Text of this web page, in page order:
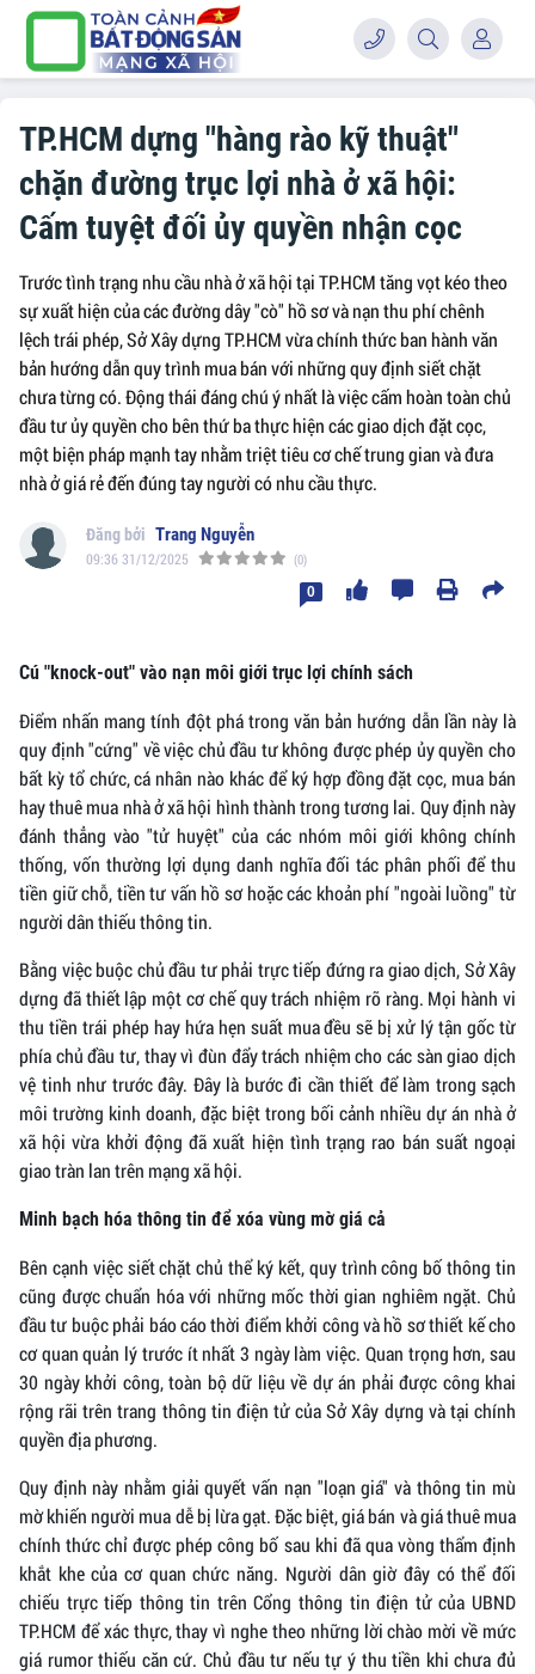
TP.HCM dựng "hàng rào kỹ thuật"
chặn đường trục lợi nhà ở xã hội:
Cấm tuyệt đối ủy quyền nhận cọc
Trước tình trạng nhu cầu nhà ở xã hội tại TP.HCM tăng vọt kéo theo
sự xuất hiện của các đường dây "cò" hồ sơ và nạn thu phí chênh
lệch trái phép, Sở Xây dựng TP.HCM vừa chính thức ban hành văn
bản hướng dẫn quy trình mua bán với những quy định siết chặt
chưa từng có. Động thái đáng chú ý nhất là việc cấm hoàn toàn chủ
đầu tư ủy quyền cho bên thứ ba thực hiện các giao dịch đặt cọc,
một biện pháp mạnh tay nhằm triệt tiêu cơ chế trung gian và đưa
nhà ở giá rẻ đến đúng tay người có nhu cầu thực.
Trang Nguyễn
09:36 31/12/2025 (0)
0
Cú "knock-out" vào nạn môi giới trục lợi chính sách
Điểm nhấn mang tính đột phá trong văn bản hướng dẫn lần này là
quy định "cứng" về việc chủ đầu tư không được phép ủy quyền cho
bất kỳ tổ chức, cá nhân nào khác để ký hợp đồng đặt cọc, mua bán
hay thuê mua nhà ở xã hội hình thành trong tương lai. Quy định này
đánh thẳng vào "tử huyệt" của các nhóm môi giới không chính
thống, vốn thường lợi dụng danh nghĩa đối tác phân phối để thu
tiền giữ chỗ, tiền tư vấn hồ sơ hoặc các khoản phí "ngoài luồng" từ
người dân thiếu thông tin.
Bằng việc buộc chủ đầu tư phải trực tiếp đứng ra giao dịch, Sở Xây
dựng đã thiết lập một cơ chế quy trách nhiệm rõ ràng. Mọi hành vi
thu tiền trái phép hay hứa hẹn suất mua đều sẽ bị xử lý tận gốc từ
phía chủ đầu tư, thay vì đùn đẩy trách nhiệm cho các sàn giao dịch
vệ tinh như trước đây. Đây là bước đi cần thiết để làm trong sạch
môi trường kinh doanh, đặc biệt trong bối cảnh nhiều dự án nhà ở
xã hội vừa khởi động đã xuất hiện tình trạng rao bán suất ngoại
giao tràn lan trên mạng xã hội.
Minh bạch hóa thông tin để xóa vùng mờ giá cả
Bên cạnh việc siết chặt chủ thể ký kết, quy trình công bố thông tin
cũng được chuẩn hóa với những mốc thời gian nghiêm ngặt. Chủ
đầu tư buộc phải báo cáo thời điểm khởi công và hồ sơ thiết kế cho
cơ quan quản lý trước ít nhất 3 ngày làm việc. Quan trọng hơn, sau
30 ngày khởi công, toàn bộ dữ liệu về dự án phải được công khai
rộng rãi trên trang thông tin điện tử của Sở Xây dựng và tại chính
quyền địa phương.
Quy định này nhằm giải quyết vấn nạn "loạn giá" và thông tin mù
mờ khiến người mua dễ bị lừa gạt. Đặc biệt, giá bán và giá thuê mua
chính thức chỉ được phép công bố sau khi đã qua vòng thẩm định
khắt khe của cơ quan chức năng. Người dân giờ đây có thể đối
chiếu trực tiếp thông tin trên Cổng thông tin điện tử của UBND
TP.HCM để xác thực, thay vì nghe theo những lời chào mời về mức
giá rumor thiếu căn cứ. Chủ đầu tư nếu tự ý thu tiền khi chưa đủ